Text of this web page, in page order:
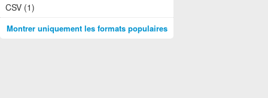
CSV (1)
Montrer uniquement les formats populaires